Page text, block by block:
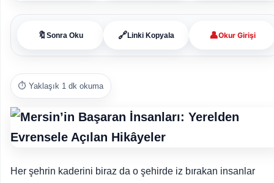
🔖 Sonra Oku 🔗Linki Kopyala 👤Okur Girişi
⏱️ Yaklaşık 1 dk okuma
Her şehrin kaderini biraz da o şehirde iz bırakan insanlar